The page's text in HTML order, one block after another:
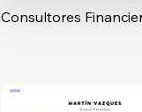
Consultores